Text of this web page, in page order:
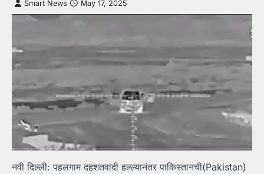
Smart News May 17, 2025
नवी दिल्ली: पहलगाम दहशतवादी हल्ल्यानंतर पाकिस्तानची(Pakistan)